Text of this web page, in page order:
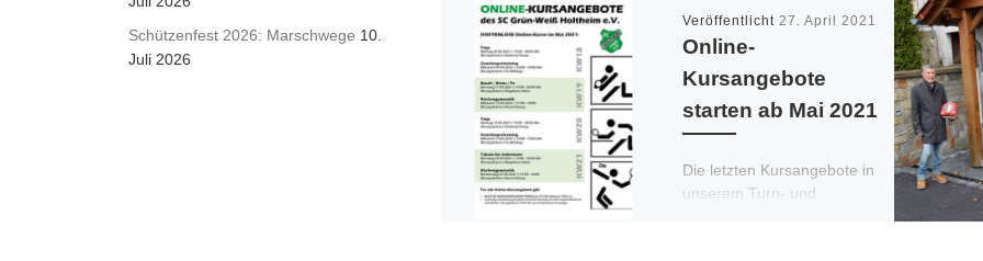
Veröffentlicht27. April 2021
Online-
Kursangebote
starten ab Mai 2021
Die letzten Kursangebote in
unserem Turn- und
Schützenfest 2026: Marschwege 10.
Juli 2026